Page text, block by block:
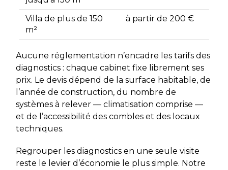
Villa de plus de 150
m²
à partir de 200 €
Aucune réglementation n’encadre les tarifs des
diagnostics : chaque cabinet fixe librement ses
prix. Le devis dépend de la surface habitable, de
l’année de construction, du nombre de
systèmes à relever — climatisation comprise —
et de l’accessibilité des combles et des locaux
techniques.
Regrouper les diagnostics en une seule visite
reste le levier d’économie le plus simple. Notre